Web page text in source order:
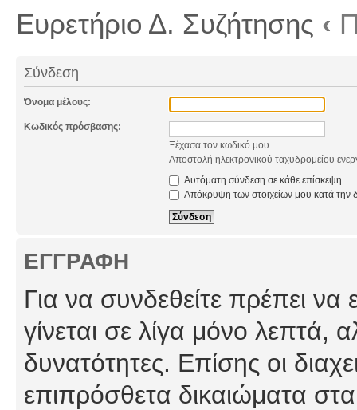
Ευρετήριο Δ. Συζήτησης ‹
Σύνδεση
Όνομα μέλους:
Κωδικός πρόσβασης:
Ξέχασα τον κωδικό μου
Αποστολή ηλεκτρονικού ταχυδρομείου
Αυτόματη σύνδεση σε κάθε επίσκεψη
Απόκρυψη των στοιχείων μου κατά την
ΕΓΓΡΑΦΉ
Για να συνδεθείτε πρέπει
γίνεται σε λίγα μόνο λεπτά,
δυνατότητες. Επίσης οι
επιπρόσθετα δικαιώματα